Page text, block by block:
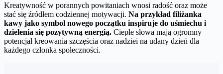
Kreatywność w porannych powitaniach wnosi radość oraz może
stać się źródłem codziennej motywacji. Na przykład filiżanka
kawy jako symbol nowego początku inspiruje do uśmiechu i
dzielenia się pozytywną energią. Ciepłe słowa mają ogromny
potencjał kreowania szczęścia oraz nadziei na udany dzień dla
każdego członka społeczności.